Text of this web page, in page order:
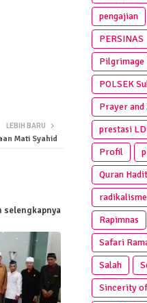
LEBIH BARU
Mati Syahid
selengkapnya
pengajian
PERSINAS
Pilgrimage
POLSEK
Prayer
prestasi
Profil
Quran
radikalisme
Rapimnas
Safari
Salah
Sincerity